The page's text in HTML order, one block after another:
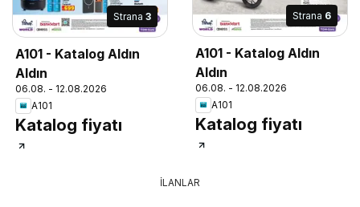
Strana 3
A101 - Katalog Aldın
Aldın
06.08. - 12.08.2026
A101
Katalog fiyatı
Strana 6
A101 - Katalog Aldın
Aldın
06.08. - 12.08.2026
A101
Katalog fiyatı
İLANLAR